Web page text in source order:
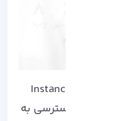
Instance Configuration
برای شما فراهم می شود که آدرس URL را برای دسترسی به